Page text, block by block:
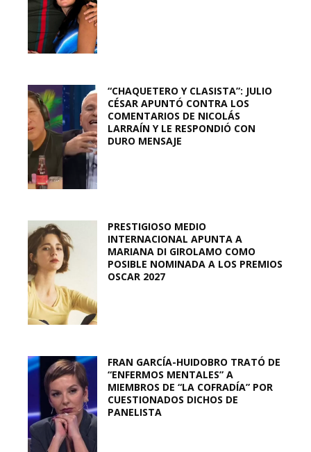
“CHAQUETERO Y CLASISTA”: JULIO
CÉSAR APUNTÓ CONTRA LOS
COMENTARIOS DE NICOLÁS
LARRAÍN Y LE RESPONDIÓ CON
DURO MENSAJE
PRESTIGIOSO MEDIO
INTERNACIONAL APUNTA A
MARIANA DI GIROLAMO COMO
POSIBLE NOMINADA A LOS PREMIOS
OSCAR 2027
FRAN GARCÍA-HUIDOBRO TRATÓ DE
“ENFERMOS MENTALES” A
MIEMBROS DE “LA COFRADÍA” POR
CUESTIONADOS DICHOS DE
PANELISTA